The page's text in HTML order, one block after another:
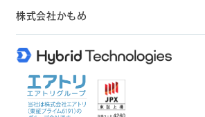
株式会社かもめ